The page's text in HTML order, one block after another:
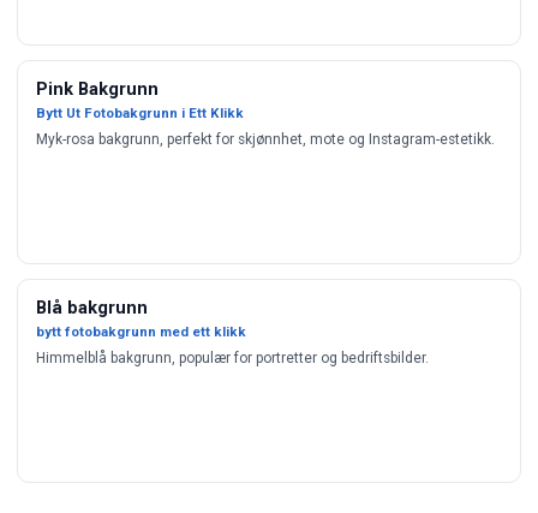
Pink Bakgrunn
Bytt Ut Fotobakgrunn i Ett Klikk
Myk-rosa bakgrunn, perfekt for skjønnhet, mote og Instagram-estetikk.
Blå bakgrunn
bytt fotobakgrunn med ett klikk
Himmelblå bakgrunn, populær for portretter og bedriftsbilder.